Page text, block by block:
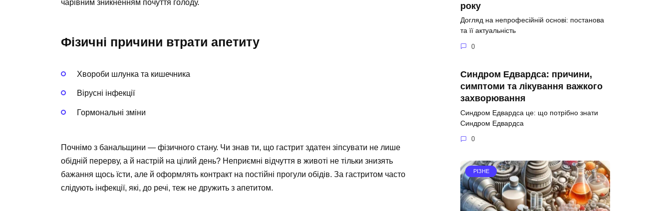
чарівним зникненням почуття голоду.
Фізичні причини втрати апетиту
Хвороби шлунка та кишечника
Вірусні інфекції
Гормональні зміни
Почнімо з банальщини — фізичного стану. Чи знав ти, що гастрит здатен зіпсувати не лише
обідній перерву, а й настрій на цілий день? Неприємні відчуття в животі не тільки знизять
бажання щось їсти, але й оформлять контракт на постійні прогули обідів. За гастритом часто
слідують інфекції, які, до речі, теж не дружить з апетитом.
року
Догляд на непрофесійній основі: постанова
та її актуальність
0
Синдром Едвардса: причини,
симптоми та лікування важкого
захворювання
Синдром Едвардса це: що потрібно знати
Синдром Едвардса
0
РІЗНЕ